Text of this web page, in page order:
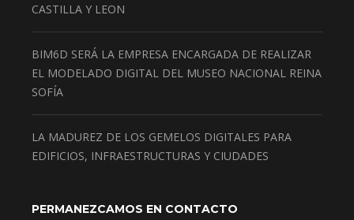
CASTILLA Y LEON
BIM6D SERÁ LA EMPRESA ENCARGADA DE REALIZAR
EL MODELADO DIGITAL DEL MUSEO NACIONAL REINA
SOFÍA
LA MADUREZ DE LOS GEMELOS DIGITALES PARA
EDIFICIOS, INFRAESTRUCTURAS Y CIUDADES
PERMANEZCAMOS EN CONTACTO